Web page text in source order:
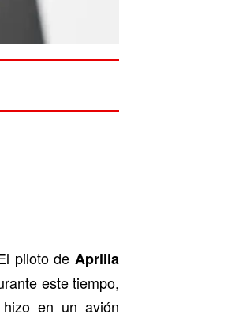
piloto de Aprilia
este tiempo,
en un avión